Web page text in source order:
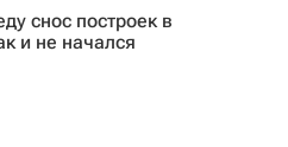
снос построек в
и не начался